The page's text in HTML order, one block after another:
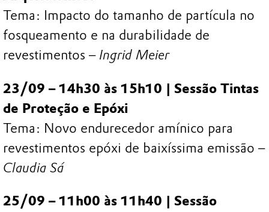
Tema: Impacto do tamanho de partícula no
fosqueamento e na durabilidade de
revestimentos – Ingrid Meier
23/09 – 14h30 às 15h10 | Sessão Tintas
de Proteção e Epóxi
Tema: Novo endurecedor amínico para
revestimentos epóxi de baixíssima emissão –
Claudia Sá
25/09 – 11h00 às 11h40 | Sessão